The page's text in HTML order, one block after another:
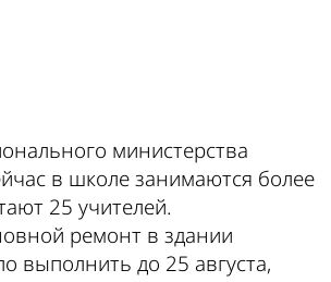
министерства
в школе занимаются более
25 учителей.
ремонт в здании
выполнить до 25 августа,